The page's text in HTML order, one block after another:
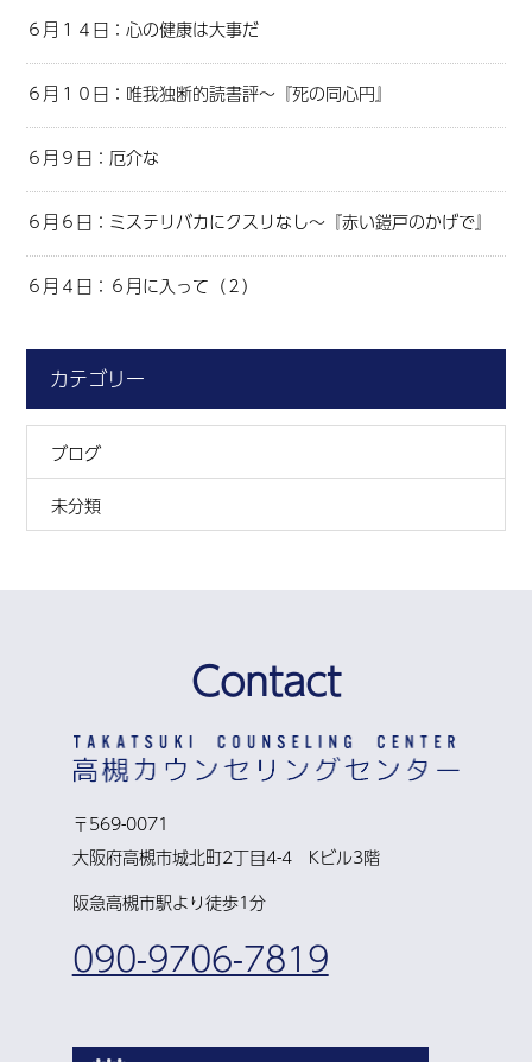
６月１４日：心の健康は大事だ
６月１０日：唯我独断的読書評～『死の同心円』
６月９日：厄介な
６月６日：ミステリバカにクスリなし～『赤い鎧戸のかげで』
６月４日：６月に入って（２）
カテゴリー
ブログ
未分類
Contact
〒569-0071
大阪府高槻市城北町2丁目4-4 Kビル3階
阪急高槻市駅より徒歩1分
090-9706-7819